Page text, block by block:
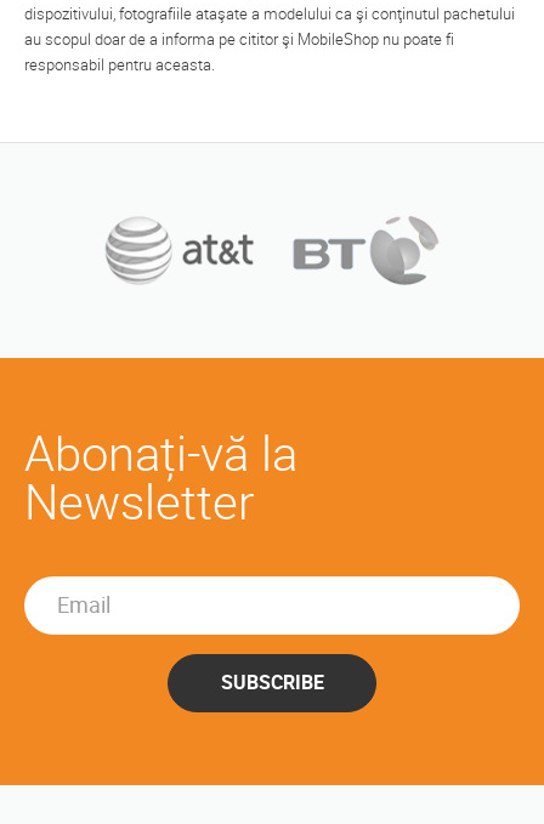
dispozitivului, fotografiile ataşate a modelului ca şi conţinutul pachetului
au scopul doar de a informa pe cititor şi MobileShop nu poate fi
responsabil pentru aceasta.
Abonați-vă la
Newsletter
SUBSCRIBE